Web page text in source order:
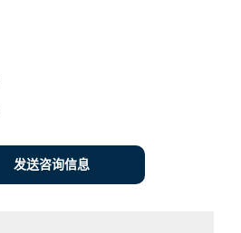
发送咨询信息